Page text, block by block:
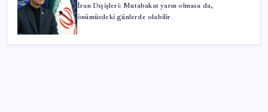
İran Dışişleri: Mutabakat yarın olmasa da,
önümüzdeki günlerde olabilir